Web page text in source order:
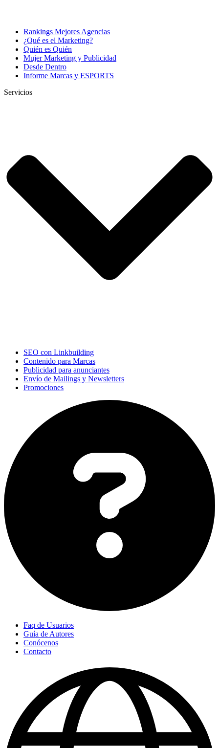
Rankings Mejores Agencias
¿Qué es el Marketing?
Quién es Quién
Mujer Marketing y Publicidad
Desde Dentro
Informe Marcas y ESPORTS
Servicios
SEO con Linkbuilding
Contenido para Marcas
Publicidad para anunciantes
Envío de Mailings y Newsletters
Promociones
Faq de Usuarios
Guía de Autores
Conócenos
Contacto